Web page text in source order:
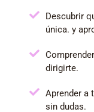
Descubrir
única. y
dirigirte.
Aprender a
sin dudas.